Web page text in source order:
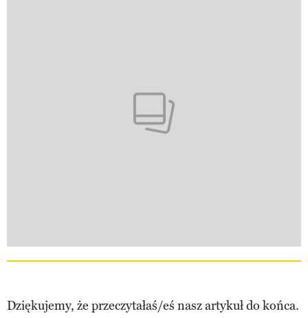
Dziękujemy, że przeczytałaś/eś nasz artykuł do końca.